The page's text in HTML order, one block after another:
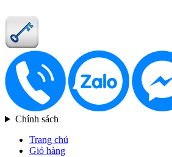
Chính sách
Trang chủ
Giỏ hàng